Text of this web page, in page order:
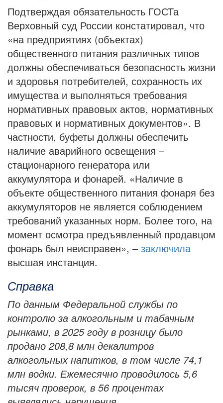
Подтверждая обязательность ГОСТа
Верховный суд России констатировал, что
«на предприятиях (объектах)
общественного питания различных типов
должны обеспечиваться безопасность жизни
и здоровья потребителей, сохранность их
имущества и выполняться требования
нормативных правовых актов, нормативных
правовых и нормативных документов». В
частности, буфеты должны обеспечить
наличие аварийного освещения –
стационарного генератора или
аккумулятора и фонарей. «Наличие в
объекте общественного питания фонаря без
аккумуляторов не является соблюдением
требований указанных норм. Более того, на
момент осмотра предъявленный продавцом
фонарь был неисправен», – заключила
высшая инстанция.
Справка
По данным Федеральной службы по
контролю за алкогольным и табачным
рынками, в 2025 году в розницу было
продано 208,8 млн декалитров
алкогольных напитков, в том числе 74,1
млн водки. Ежемесячно проводилось 5,6
тысяч проверок, в 56 процентах